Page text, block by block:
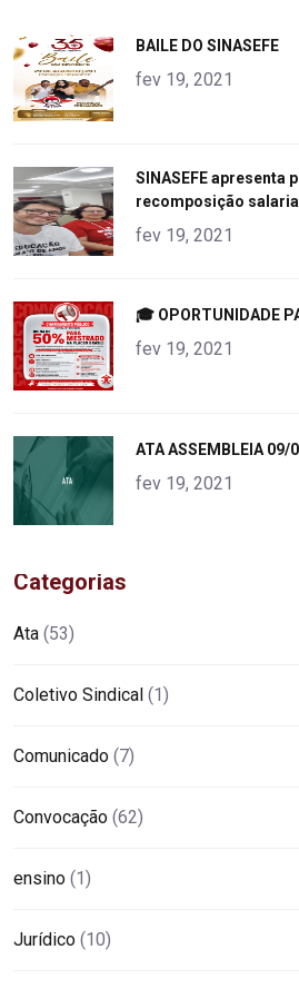
alt="product">
BAILE DO SINASEFE
fev 19, 2021
alt="product">
SINASEFE apresenta
recomposição
fev 19, 2021
alt="product">
🎓 OPORTUNIDADE
fev 19, 2021
alt="product">
ATA ASSEMBLEIA 09/
fev 19, 2021
Categorias
Ata (53)
Coletivo Sindical (1)
Comunicado (7)
Convocação (62)
ensino (1)
Jurídico (10)